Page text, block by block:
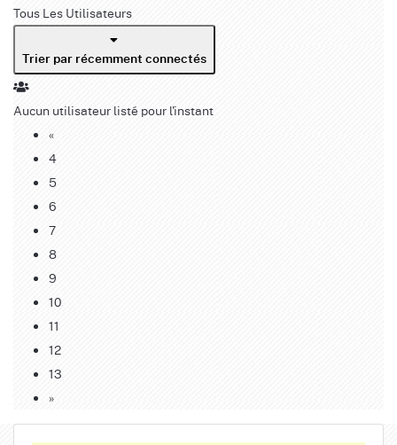
Tous Les Utilisateurs
Trier par récemment connectés
Aucun utilisateur listé pour l'instant
«
4
5
6
7
8
9
10
11
12
13
»